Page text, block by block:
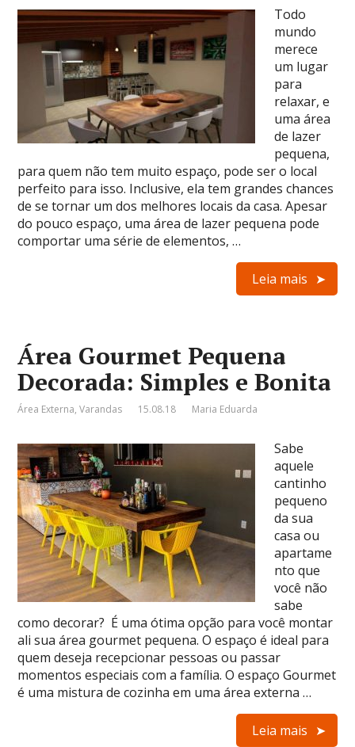
Todo
mundo
merece
um lugar
para
relaxar, e
uma área
de lazer
pequena,
para quem não tem muito espaço, pode ser o local
perfeito para isso. Inclusive, ela tem grandes chances
de se tornar um dos melhores locais da casa. Apesar
do pouco espaço, uma área de lazer pequena pode
comportar uma série de elementos, …
Leia mais
Área Gourmet Pequena
Decorada: Simples e Bonita
Área Externa,Varandas 15.08.18 Maria Eduarda
Sabe
aquele
cantinho
pequeno
da sua
casa ou
apartame
nto que
você não
sabe
como decorar? É uma ótima opção para você montar
ali sua área gourmet pequena. O espaço é ideal para
quem deseja recepcionar pessoas ou passar
momentos especiais com a família. O espaço Gourmet
é uma mistura de cozinha em uma área externa …
Leia mais